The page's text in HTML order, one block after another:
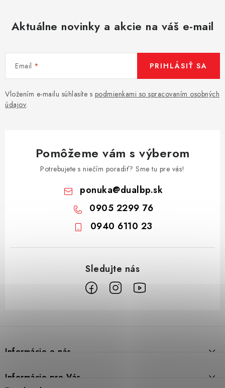
Aktuálne novinky a akcie na váš e-mail
Email
Vložením e-mailu súhlasíte s podmienkami so spracovaním osobných
údajov.
PRIHLÁSIŤ SA
Pomôžeme vám s výberom
Potrebujete s niečím poradiť? Sme tu pre vás!
ponuka@dualbp.sk
0905 2299 76
0940 6110 23
pInformácie o nás
Prečo DUAL BP
Informácie pre Vás